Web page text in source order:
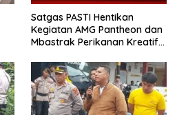
Satgas PASTI Hentikan
Kegiatan AMG Pantheon dan
Mbastrak Perikanan Kreatif